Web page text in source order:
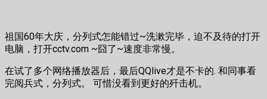
祖国60年大庆，分列式怎能错过~洗漱完毕，迫不及待的打开
电脑，打开cctv.com ~囧了~速度非常慢。
在试了多个网络播放器后，最后QQlive才是不卡的. 和同事看
完阅兵式，分列式。 可惜没看到更好的歼击机。